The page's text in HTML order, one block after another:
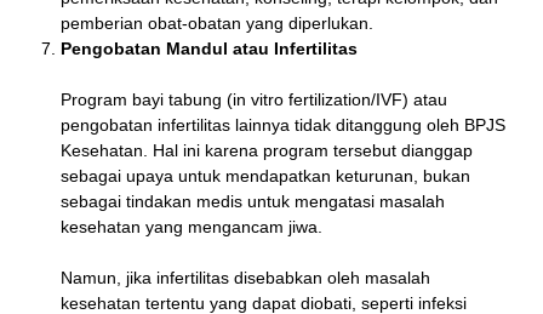
pemberian obat-obatan yang diperlukan.
Pengobatan Mandul atau Infertilitas
Program bayi tabung (in vitro fertilization/IVF) atau
pengobatan infertilitas lainnya tidak ditanggung oleh BPJS
Kesehatan. Hal ini karena program tersebut dianggap
sebagai upaya untuk mendapatkan keturunan, bukan
sebagai tindakan medis untuk mengatasi masalah
kesehatan yang mengancam jiwa.
Namun, jika infertilitas disebabkan oleh masalah
kesehatan tertentu yang dapat diobati, seperti infeksi